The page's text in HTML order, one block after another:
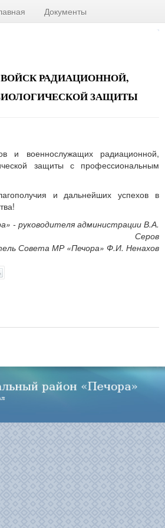
Документы
ВОЙСК РАДИАЦИОННОЙ,
ЗАЩИТЫ
и военнослужащих радиационной,
защиты с профессиональным
и дальнейших успехов в
- руководителя администрации В.А.
Серов
Совета МР «Печора» Ф.И. Ненахов